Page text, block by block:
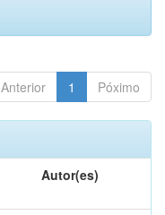
Anterior 1 Póximo
Autor(es)